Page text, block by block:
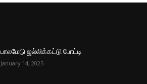
பாலமேடு ஜல்லிக்கட்டு போட்டி
January 14, 2025